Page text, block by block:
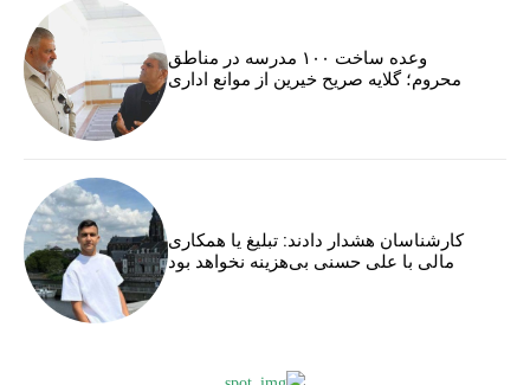
وعده ساخت ۱۰۰ مدرسه در مناطق
محروم؛ گلایه صریح خیرین از موانع اداری
کارشناسان هشدار دادند: تبلیغ یا همکاری
مالی با علی حسنی بی‌هزینه نخواهد بود